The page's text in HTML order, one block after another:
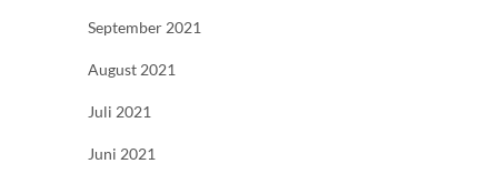
September 2021
August 2021
Juli 2021
Juni 2021